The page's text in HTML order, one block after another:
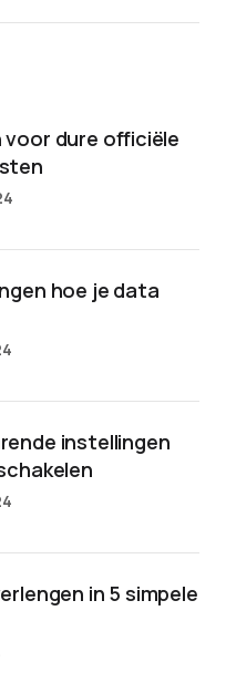
dure officiële
hoe je data
instellingen
in 5 simpele